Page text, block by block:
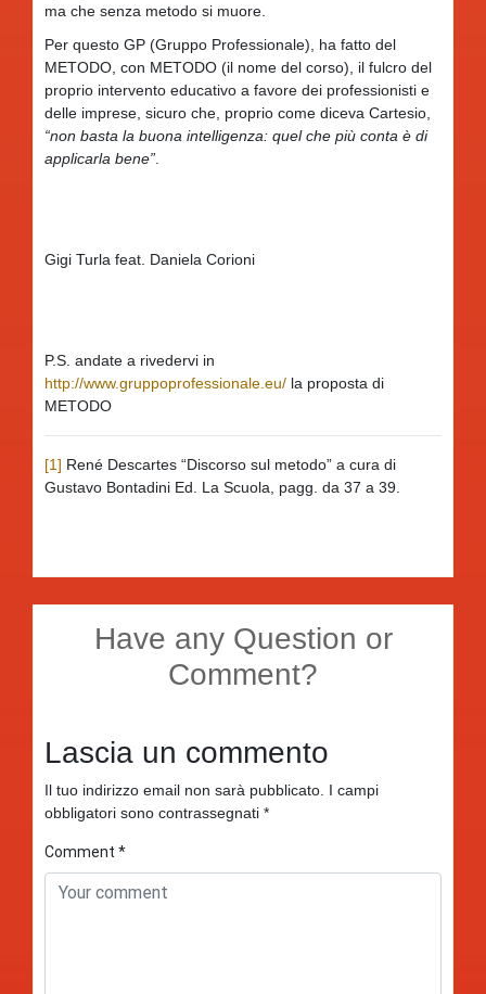
ma che senza metodo si muore.
Per questo GP (Gruppo Professionale), ha fatto del
METODO, con METODO (il nome del corso), il fulcro del
proprio intervento educativo a favore dei professionisti e
delle imprese, sicuro che, proprio come diceva Cartesio,
“non basta la buona intelligenza: quel che più conta è di
applicarla bene”
Gigi Turla feat. Daniela Corioni
P.S. andate a rivedervi in
http://www.gruppoprofessionale.eu/ la proposta di
METODO
[1] René Descartes “Discorso sul metodo” a cura di
Gustavo Bontadini Ed. La Scuola, pagg. da 37 a 39.
Have any Question or
Comment?
Lascia un commento
Il tuo indirizzo email non sarà pubblicato. I campi
obbligatori sono contrassegnati *
Comment *